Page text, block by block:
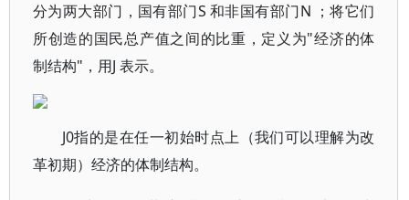
分为两大部门，国有部门S 和非国有部门N ；将它们
所创造的国民总产值之间的比重，定义为"经济的体
制结构"，用J 表示。
J0指的是在任一初始时点上（我们可以理解为改
革初期）经济的体制结构。